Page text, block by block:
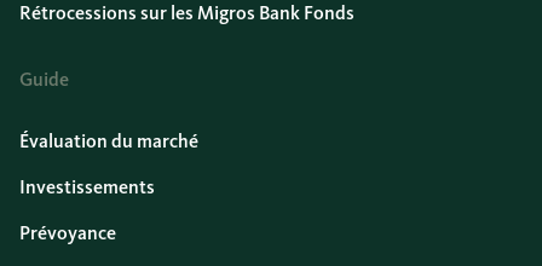
Rétrocessions sur les Migros Bank Fonds
Guide
Évaluation du marché
Investissements
Prévoyance